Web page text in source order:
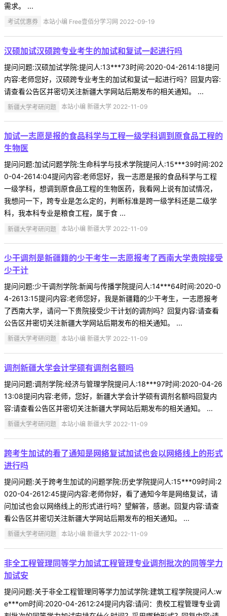
需求。 ...
考试优惠券 本站小编 Free壹佰分学习网 2022-09-19
汉硕加试汉硕跨专业考生的加试和复试一起进行吗
提问问题:汉硕加试学院:提问人:13***73时间:2020-04-2614:18提问
内容:老师您好，汉硕跨专业考生的加试和复试一起进行吗？回复内容:
请查看公告区并密切关注新疆大学网站后期发布的相关通知。 ...
新疆大学考研问题 本站小编 新疆大学 2022-11-09
加试一志愿是报的食品科学与工程一级学科调到原食品工程的
生物医
提问问题:加试问题学院:生命科学与技术学院提问人:15***39时间:202
0-04-2614:04提问内容:老师您好，我一志愿是报的食品科学与工程
一级学科，想调到原食品工程的生物医药，我看网上说有加试情况，
我想问一下，跨专业是怎么定的，判断标准是跨一级学科还是二级学
科，我本科专业是粮食工程，属于食 ...
新疆大学考研问题 本站小编 新疆大学 2022-11-09
少干调剂是新疆籍的少干考生一志愿报考了西南大学贵院接受
少干计
提问问题:少干调剂学院:新闻与传播学院提问人:14***64时间:2020-0
4-2613:15提问内容:老师您好，我是新疆籍的少干考生，一志愿报考
了西南大学，请问一下贵院接受少干计划的调剂吗？回复内容:请查看
公告区并密切关注新疆大学网站后期发布的相关通知。 ...
新疆大学考研问题 本站小编 新疆大学 2022-11-09
调剂新疆大学会计学硕有调剂名额吗
提问问题:调剂学院:经济与管理学院提问人:18***97时间:2020-04-26
13:08提问内容:老师，您好，新疆大学会计学硕有调剂名额吗回复内
容:请查看公告区并密切关注新疆大学网站后期发布的相关通知。 ...
新疆大学考研问题 本站小编 新疆大学 2022-11-09
跨考生加试的看了通知是网络复试加试也会以网络线上的形式
进行吗
提问问题:关于跨考生加试的问题学院:历史学院提问人:15***09时间:2
020-04-2612:45提问内容:老师你好，看了通知今年是网络复试，请
问加试也会以网络线上的形式进行吗？望解答，感谢。回复内容:请查
看公告区并密切关注新疆大学网站后期发布的相关通知。 ...
新疆大学考研问题 本站小编 新疆大学 2022-11-09
非全工程管理同等学力加试工程管理专业调剂批次的同等学力
加试安
提问问题:关于非全工程管理同等学力加试学院:建筑工程学院提问人:w
e***om时间:2020-04-2612:24提问内容:请问：贵校工程管理专业调